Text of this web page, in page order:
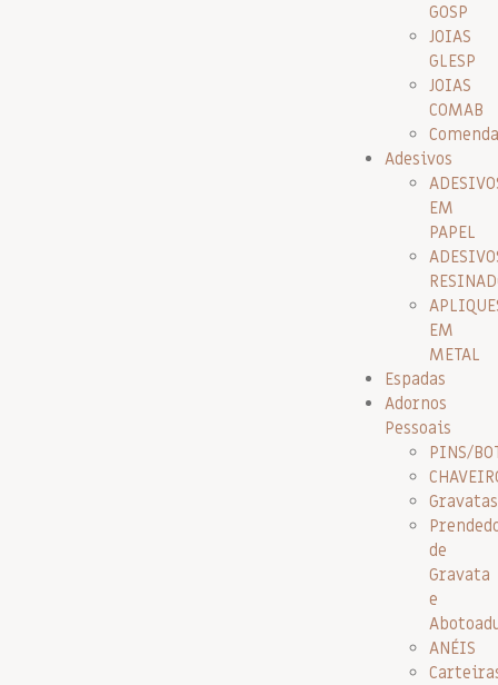
GOSP
JOIAS
GLESP
JOIAS
COMAB
Adesivos
EM
PAPEL
EM
METAL
Espadas
Adornos
Pessoais
PINS/
Gravatas
de
Gravata
e
ANÉIS